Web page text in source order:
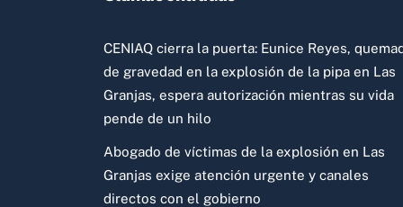
CENIAQ cierra la puerta: Eunice Reyes,
de gravedad en la explosión de la pipa en Las
Granjas, espera autorización mientras su vida
pende de un hilo
Abogado de víctimas de la explosión en Las
Granjas exige atención urgente y canales
directos con el gobierno